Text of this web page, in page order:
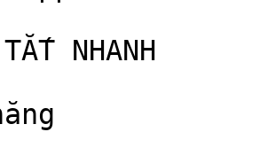
NHANH
năng